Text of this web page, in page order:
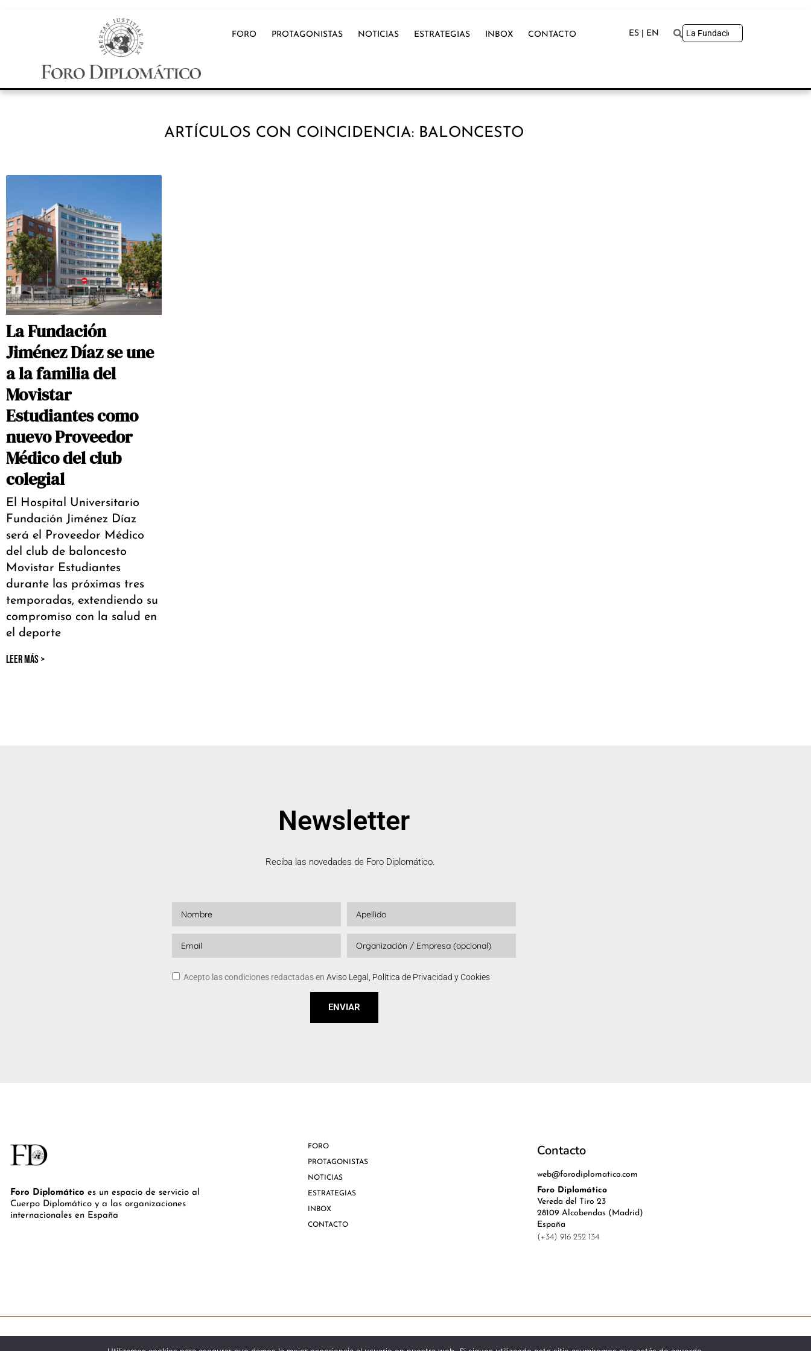
FORO PROTAGONISTAS NOTICIAS ESTRATEGIAS INBOX CONTACTO ES | EN
ARTÍCULOS CON COINCIDENCIA: BALONCESTO
La Fundación
Jiménez Díaz se une
a la familia del
Movistar
Estudiantes como
nuevo Proveedor
Médico del club
colegial
El Hospital Universitario
Fundación Jiménez Díaz
será el Proveedor Médico
del club de baloncesto
Movistar Estudiantes
durante las próximas tres
temporadas, extendiendo su
compromiso con la salud en
el deporte
LEER MÁS >
Newsletter
Reciba las novedades de Foro Diplomático.
Acepto las condiciones redactadas en Aviso Legal, Política de Privacidad y Cookies
ENVIAR
Foro Diplomático es un espacio de servicio al
Cuerpo Diplomático y a las organizaciones
internacionales en España
FORO
PROTAGONISTAS
NOTICIAS
ESTRATEGIAS
INBOX
CONTACTO
Contacto
web@forodiplomatico.com
Foro Diplomático
Vereda del Tiro 23
28109 Alcobendas (Madrid)
España
(+34) 916 252 134